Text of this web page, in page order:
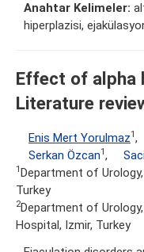
Anahtar Kelimeler:
hiperplazisi,
Effect of alpha
Literature
Enis Mert Yorulmaz1 ,
Serkan Özcan1 ,
1 Department of
Turkey
2Department of
Hospital, Izmir, Turkey